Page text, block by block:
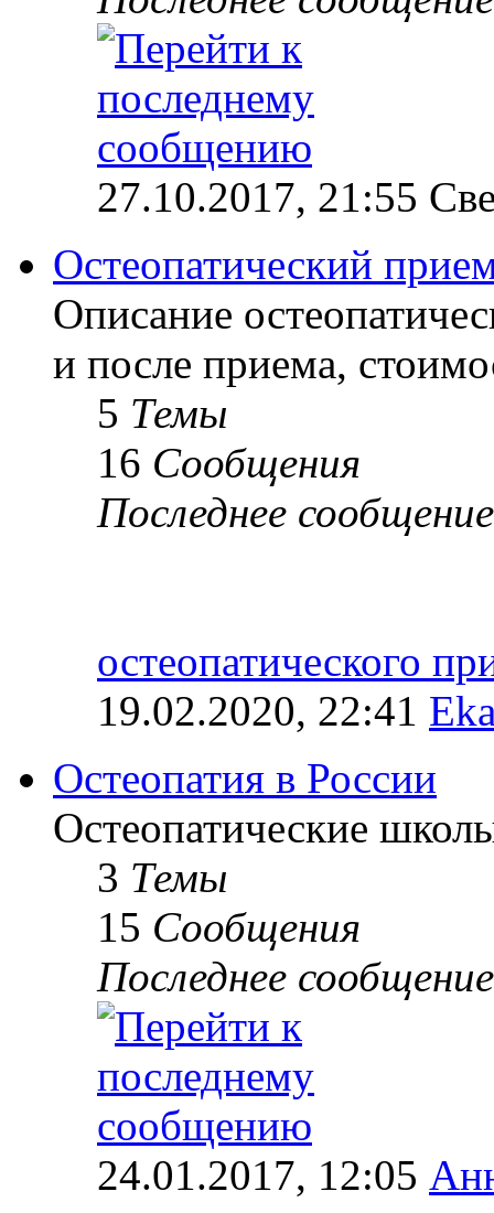
27.10.2017, 21:55
Остеопатический
Описание
и после приема,
5 Темы
16 Сообщения
Последнее сообщение
остеопатического
19.02.2020, 22:41
Остеопатия в России
Остеопатические
3 Темы
15 Сообщения
Последнее сообщение
24.01.2017, 12:05